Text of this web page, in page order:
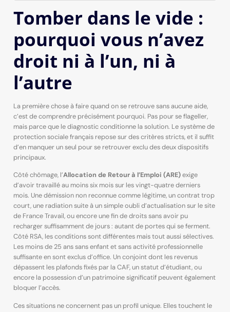
Tomber dans le vide :
pourquoi vous n’avez
droit ni à l’un, ni à
l’autre
La première chose à faire quand on se retrouve sans aucune aide,
c’est de comprendre précisément pourquoi. Pas pour se flageller,
mais parce que le diagnostic conditionne la solution. Le système de
protection sociale français repose sur des critères stricts, et il suffit
d’en manquer un seul pour se retrouver exclu des deux dispositifs
principaux.
Côté chômage, l’Allocation de Retour à l’Emploi (ARE)exige
d’avoir travaillé au moins six mois sur les vingt-quatre derniers
mois. Une démission non reconnue comme légitime, un contrat trop
court, une radiation suite à un simple oubli d’actualisation sur le site
de France Travail, ou encore une fin de droits sans avoir pu
recharger suffisamment de jours : autant de portes qui se ferment.
Côté RSA, les conditions sont différentes mais tout aussi sélectives.
Les moins de 25 ans sans enfant et sans activité professionnelle
suffisante en sont exclus d’office. Un conjoint dont les revenus
dépassent les plafonds fixés par la CAF, un statut d’étudiant, ou
encore la possession d’un patrimoine significatif peuvent également
bloquer l’accès.
Ces situations ne concernent pas un profil unique. Elles touchent le